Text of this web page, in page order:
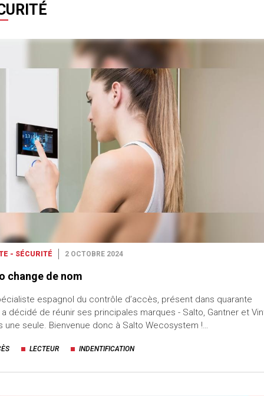
- SÉCURITÉ 2 OCTOBRE 2024
change de nom
espagnol du contrôle d’accès, présent dans quarante
a décidé de réunir ses principales marques - Salto, Gantner et
une seule. Bienvenue donc à Salto Wecosystem !…
LECTEUR INDENTIFICATION